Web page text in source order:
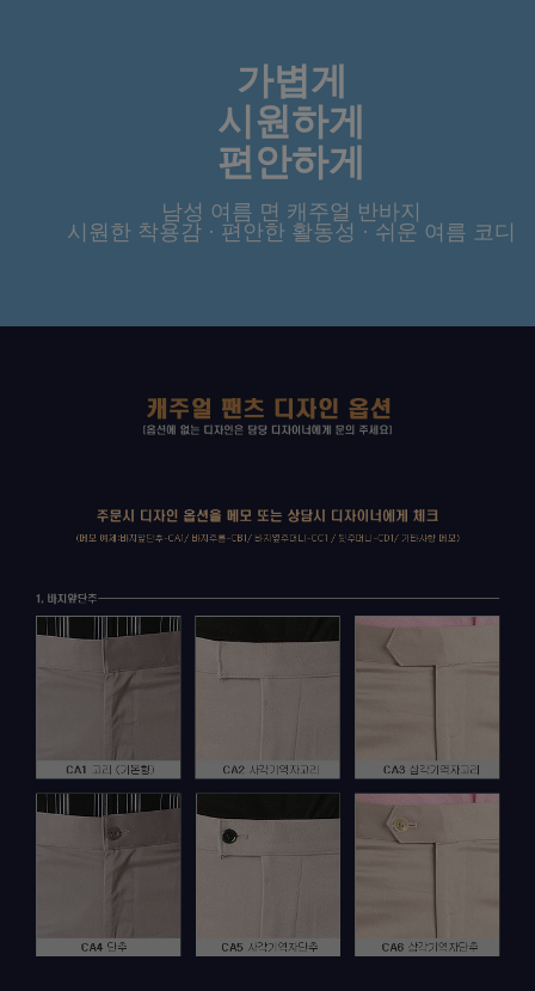
가볍게
시원하게
편안하게
남성 여름 면 캐주얼 반바지
시원한 착용감 · 편안한 활동성 · 쉬운 여름 코디